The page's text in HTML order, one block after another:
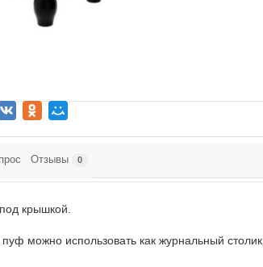
Отзывы 0
крышкой.
можно использовать как журнальный столик.